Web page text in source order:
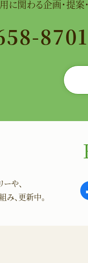
関わる企画・提案・
8701
や、
み、更新中。